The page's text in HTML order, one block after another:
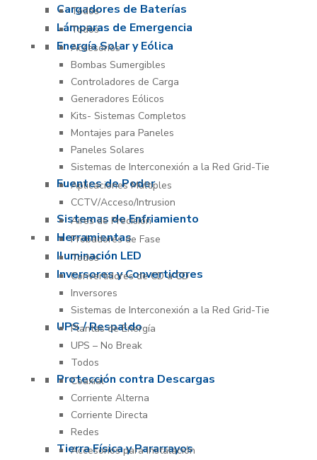
Cargadores de Baterías
Todos
Lámparas de Emergencia
Todos
Energía Solar y Eólica
Accesorios
Bombas Sumergibles
Controladores de Carga
Generadores Eólicos
Kits- Sistemas Completos
Montajes para Paneles
Paneles Solares
Sistemas de Interconexión a la Red Grid-Tie
Fuentes de Poder
Aplicaciones Múltiples
CCTV/Acceso/Intrusion
Sistemas de Enfriamiento
Aires de Precisión
Herramientas
Probadores de Fase
Iluminación LED
Todos
Inversores y Convertidores
Convertidores de CD a CD
Inversores
Sistemas de Interconexión a la Red Grid-Tie
UPS / Respaldo
Plantas de Energía
UPS – No Break
Todos
Protección contra Descargas
Coaxial
Corriente Alterna
Corriente Directa
Redes
Tierra Física y Pararrayos
Accesorios para Instalación